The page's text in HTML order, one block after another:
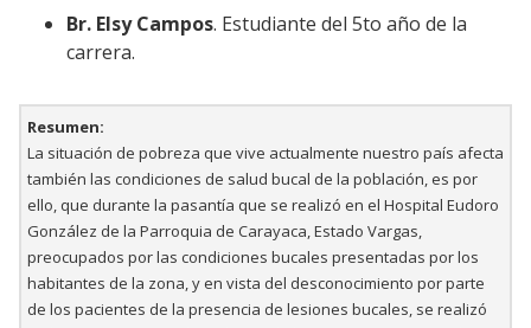
Br. Elsy Campos. Estudiante del 5to año de la
carrera.
Resumen:
La situación de pobreza que vive actualmente nuestro país afecta
también las condiciones de salud bucal de la población, es por
ello, que durante la pasantía que se realizó en el Hospital Eudoro
González de la Parroquia de Carayaca, Estado Vargas,
preocupados por las condiciones bucales presentadas por los
habitantes de la zona, y en vista del desconocimiento por parte
de los pacientes de la presencia de lesiones bucales, se realizó